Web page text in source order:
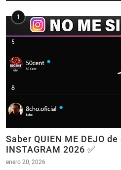
Saber QUIEN ME DEJO de
INSTAGRAM 2026 ✅
enero 20, 2026